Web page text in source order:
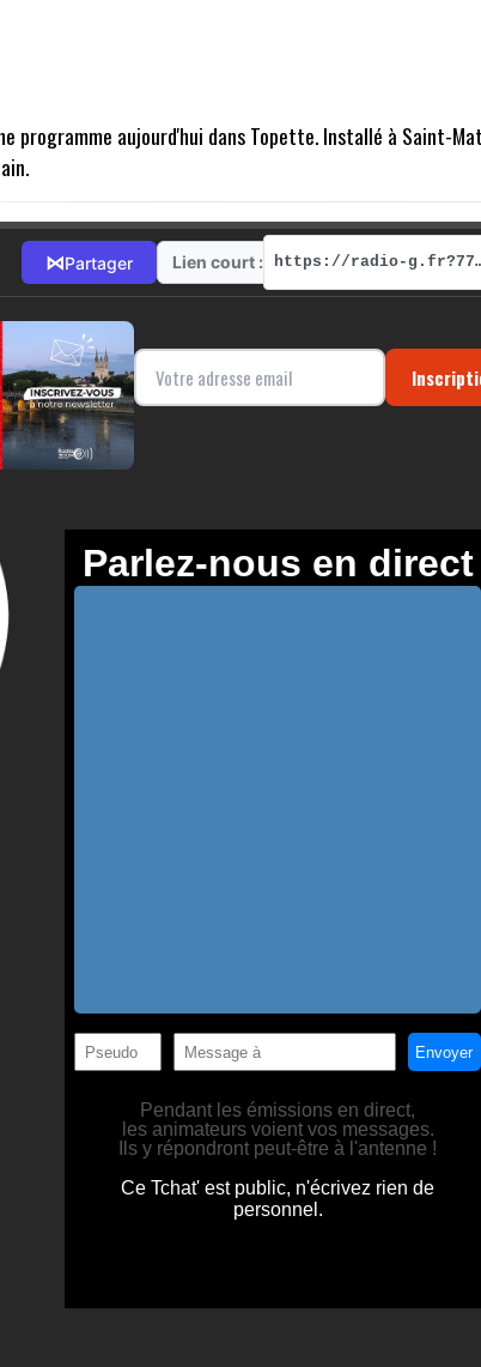
programme aujourd'hui dans Topette. Installé à Saint-
⋈Partager Lien court : https://